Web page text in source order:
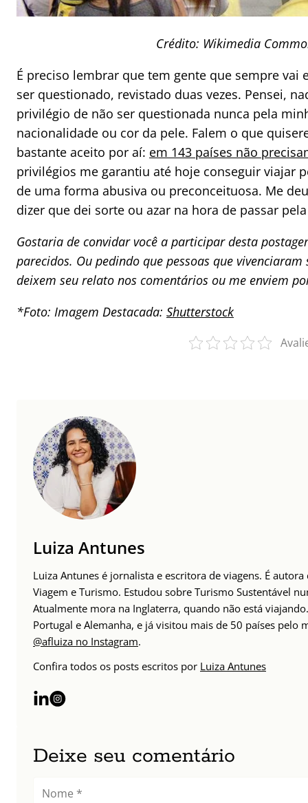
Crédito: Wikimedia
É preciso lembrar que tem gente que sempre vai
ser questionado, revistado duas vezes. Pensei,
privilégio de não ser questionada nunca pela
nacionalidade ou cor da pele. Falem o que
bastante aceito por aí: em 143 países não
privilégios me garantiu até hoje conseguir viajar
de uma forma abusiva ou preconceituosa. Me
dizer que dei sorte ou azar na hora de passar
Gostaria de convidar você a participar desta
parecidos. Ou pedindo que pessoas que
deixem seu relato nos comentários ou me enviem
*Foto: Imagem Destacada: Shutterstock
Luiza Antunes
Luiza Antunes é jornalista e escritora de viagens. É
Viagem e Turismo. Estudou sobre Turismo Sustentável
Atualmente mora na Inglaterra, quando não está
Portugal e Alemanha, e já visitou mais de 50 países pelo
@afluiza no Instagram.
Confira todos os posts escritos por Luiza Antunes
Deixe seu comentário